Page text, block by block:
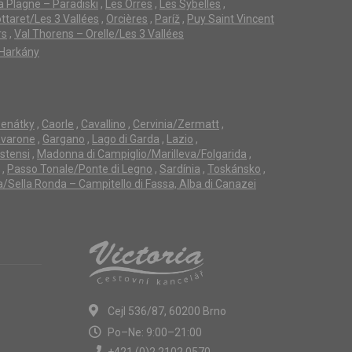
Plagne – Paradiski , Les Orres , Les Sybelles ,
Les 3 Vallées , Orcières , Paríž , Puy Saint Vincent
, Val Thorens – Orelle/Les 3 Vallées
Harkány
, Caorle , Cavallino , Cervinia/Zermatt ,
, Gargano , Lago di Garda , Lazio ,
, Madonna di Campiglio/Marilleva/Folgarida ,
, Passo Tonale/Ponte di Legno , Sardínia , Toskánsko ,
Sella Ronda – Campitello di Fassa, Alba di Canazei
Cejl 536/87, 60200 Brno
Po–Ne: 9:00–21:00